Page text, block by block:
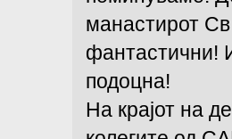
манастирот
фантастични!
подоцна!
На крајот на